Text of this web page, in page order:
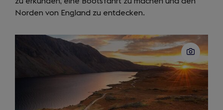
tab)
a
tab)
Norden von England zu entdecken.